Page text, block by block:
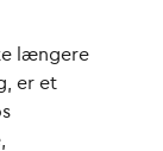
længere
er et